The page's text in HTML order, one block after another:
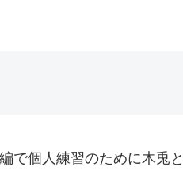
で個人練習のために木兎